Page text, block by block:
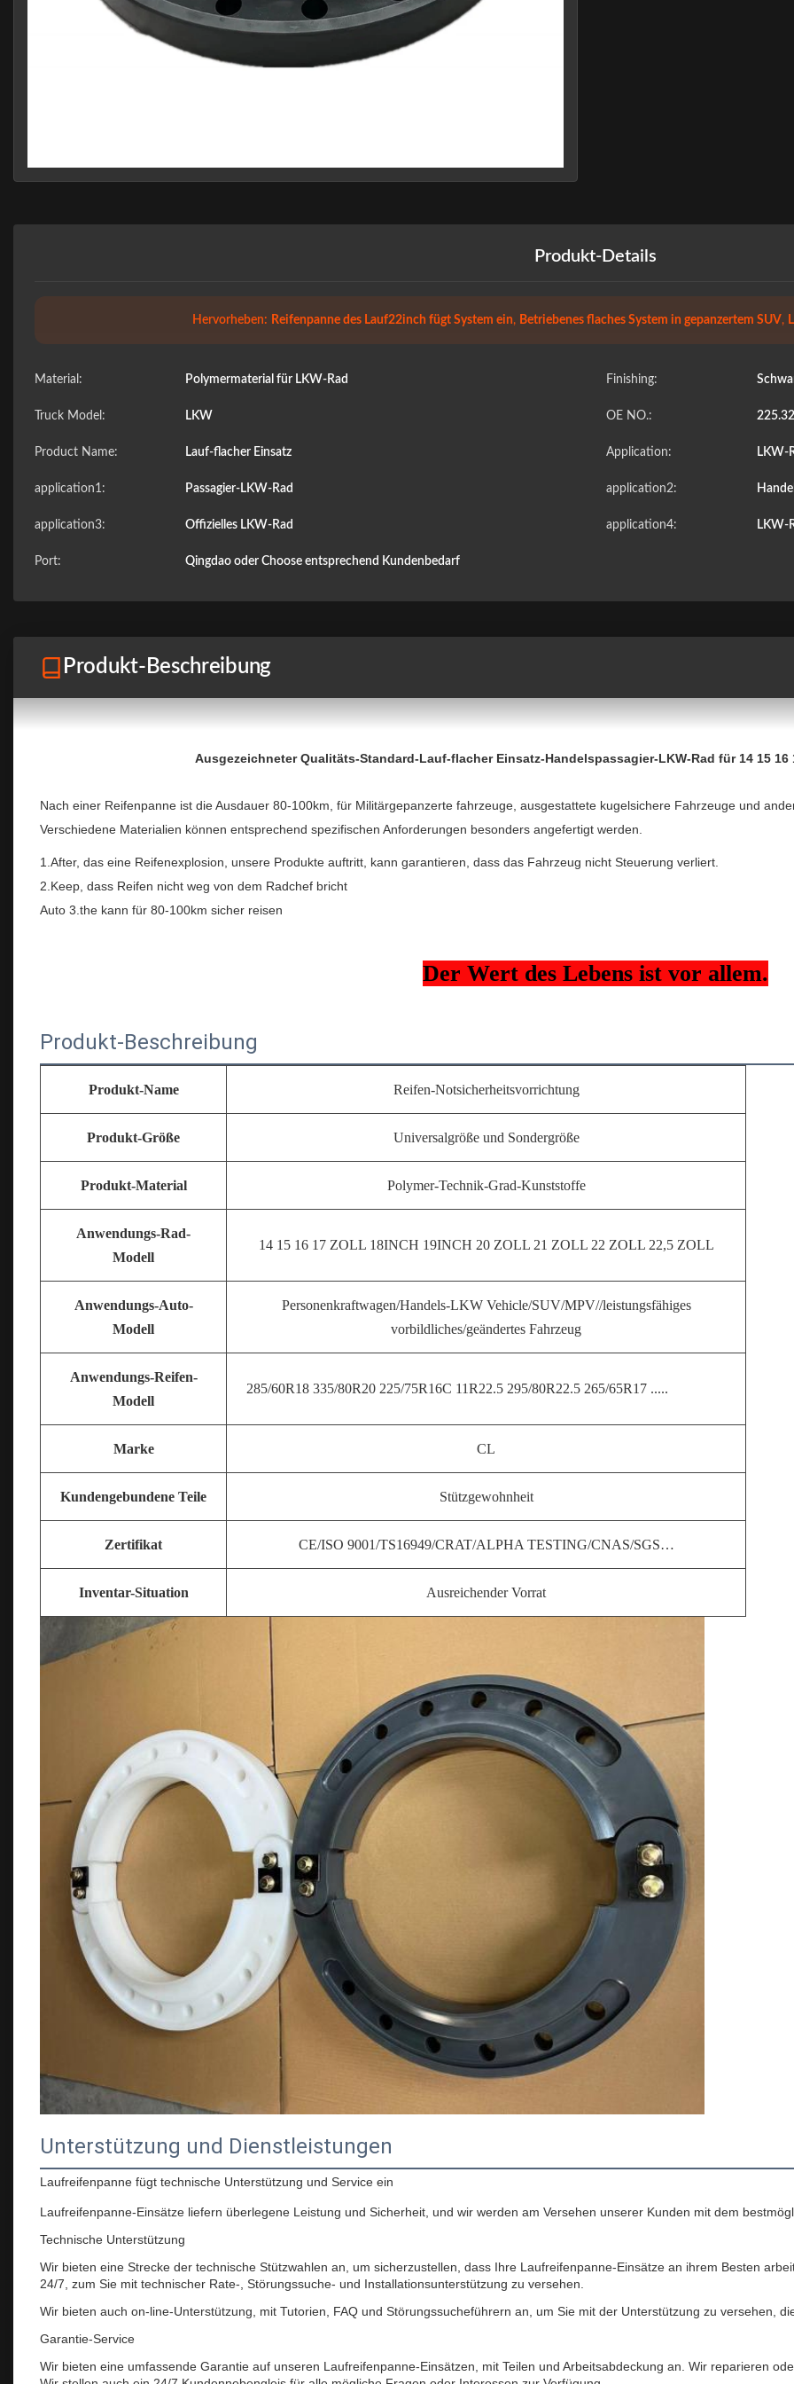
Produkt-Details
Hervorheben: Reifenpanne des Lauf22inch fügt System ein, Betriebenes flaches System in gepanzertem SUV,
Material: Polymermaterial für LKW-Rad Finishing:
Truck Model: LKW OE NO.:
Product Name: Lauf-flacher Einsatz Application: LKW-
application1: Passagier-LKW-Rad application2:
application3: Offizielles LKW-Rad application4: LKW-
Port: Qingdao oder Choose entsprechend Kundenbedarf
Produkt-Beschreibung
Ausgezeichneter Qualitäts-Standard-Lauf-flacher Einsatz-Handelspassagier-LKW-Rad für 14 15 16
Nach einer Reifenpanne ist die Ausdauer 80-100km, für Militärgepanzerte fahrzeuge, ausgestattete kugelsichere Fahrzeuge und
Verschiedene Materialien können entsprechend spezifischen Anforderungen besonders angefertigt werden.
1.After, das eine Reifenexplosion, unsere Produkte auftritt, kann garantieren, dass das Fahrzeug nicht Steuerung verliert.
2.Keep, dass Reifen nicht weg von dem Radchef bricht
Auto 3.the kann für 80-100km sicher reisen
Der Wert des Lebens ist vor allem.
Produkt-Beschreibung
Produkt-Name Reifen-Notsicherheitsvorrichtung
Produkt-Größe Universalgröße und Sondergröße
Produkt-Material Polymer-Technik-Grad-Kunststoffe
Anwendungs-Rad-
Modell
14 15 16 17ZOLL 18INCH 19INCH 20 ZOLL 21 ZOLL 22 ZOLL 22,5 ZOLL
Anwendungs-Auto-
Modell
Personenkraftwagen/Handels-LKW Vehicle/SUV/MPV//leistungsfähiges
vorbildliches/geändertes Fahrzeug
Anwendungs-Reifen-
Modell
285/60R18 335/80R20 225/75R16C 11R22.5 295/80R22.5 265/65R17 .....
Marke CL
Kundengebundene Teile Stützgewohnheit
Zertifikat CE/ISO 9001/TS16949/CRAT/ALPHA TESTING/CNAS/SGS…
Inventar-Situation Ausreichender Vorrat
Unterstützung und Dienstleistungen
Laufreifenpanne fügt technische Unterstützung und Service ein
Laufreifenpanne-Einsätze liefern überlegene Leistung und Sicherheit, und wir werden am Versehen unserer Kunden mit dem
Technische Unterstützung
Wir bieten eine Strecke der technische Stützwahlen an, um sicherzustellen, dass Ihre Laufreifenpanne-Einsätze an ihrem Besten
24/7, zum Sie mit technischer Rate-, Störungssuche- und Installationsunterstützung zu versehen.
Wir bieten auch on-line-Unterstützung, mit Tutorien, FAQ und Störungssucheführern an, um Sie mit der Unterstützung zu versehen,
Garantie-Service
Wir bieten eine umfassende Garantie auf unseren Laufreifenpanne-Einsätzen, mit Teilen und Arbeitsabdeckung an. Wir reparieren